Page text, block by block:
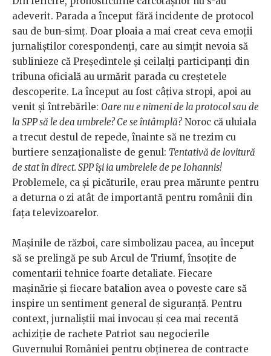
adeverit. Parada a început fără incidente de protocol
sau de bun-simț. Doar ploaia a mai creat ceva emoții
jurnaliștilor corespondenți, care au simțit nevoia să
sublinieze că Președintele și ceilalți participanți din
tribuna oficială au urmărit parada cu creștetele
descoperite. La început au fost câțiva stropi, apoi au
venit și întrebările: Oare nu e nimeni de la protocol sau de
la SPP să le dea umbrele? Ce se întâmplă? Noroc că uluiala
a trecut destul de repede, înainte să ne trezim cu
burtiere senzaționaliste de genul: Tentativă de lovitură
de stat în direct. SPP își ia umbrelele de pe Iohannis!
Problemele, ca și picăturile, erau prea mărunte pentru
a deturna o zi atât de importantă pentru românii din
fața televizoarelor.
Mașinile de război, care simbolizau pacea, au început
să se prelingă pe sub Arcul de Triumf, însoțite de
comentarii tehnice foarte detaliate. Fiecare
mașinărie și fiecare batalion avea o poveste care să
inspire un sentiment general de siguranță. Pentru
context, jurnaliștii mai invocau și cea mai recentă
achiziție de rachete Patriot sau negocierile
Guvernului României pentru obținerea de contracte